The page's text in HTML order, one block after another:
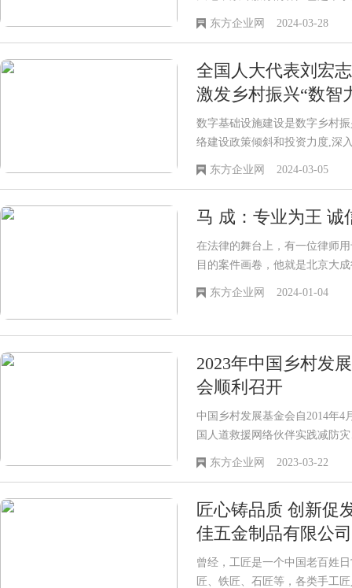
杯、一排排荣誉，浸润着这几
东方企业网 2024-03-28
全国人大代表刘宏
激发乡村振兴“数智
数字基础设施建设是数字乡村
络建设政策倾斜和投资力度,深
有企业技术、资金和人才优势,
东方企业网 2024-03-05
马 成：专业为王 诚
在法律的舞台上，有一位律师
目的案件画卷，他就是北京大
刑委会副主任马成。近20年来
东方企业网 2024-01-04
2023年中国乡村发
会顺利召开
中国乡村发展基金会自2014年4
国人道救援网络伙伴实践减防
援使命，实现成员机构的共同
坦6个国家，351.86万人次受灾
东方企业网 2023-03-22
匠心铸品质 创新
佳五金制品有限公
曾经，工匠是一个中国老百姓
匠、铁匠、石匠等，各类手工